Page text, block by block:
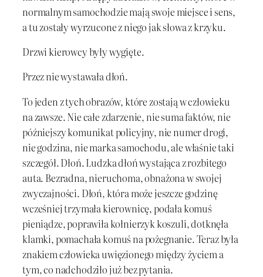
normalnym samochodzie mają swoje miejsce i sens,
a tu zostały wyrzucone z niego jak słowa z krzyku.
Drzwi kierowcy były wygięte.
Przez nie wystawała dłoń.
To jeden z tych obrazów, które zostają w człowieku
na zawsze. Nie całe zdarzenie, nie suma faktów, nie
późniejszy komunikat policyjny, nie numer drogi,
nie godzina, nie marka samochodu, ale właśnie taki
szczegół. Dłoń. Ludzka dłoń wystająca z rozbitego
auta. Bezradna, nieruchoma, obnażona w swojej
zwyczajności. Dłoń, która może jeszcze godzinę
wcześniej trzymała kierownicę, podała komuś
pieniądze, poprawiła kołnierzyk koszuli, dotknęła
klamki, pomachała komuś na pożegnanie. Teraz była
znakiem człowieka uwięzionego między życiem a
tym, co nadchodziło już bez pytania.